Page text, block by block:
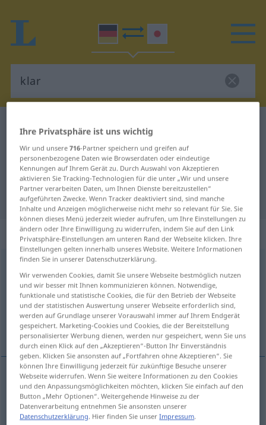
Deutsch-Japanisch Wörterbuch
Deutsch-Japanisch Übersetzung
für "klar"
"klar" Japanisch Übersetzung
„klar“
klar
Übersicht aller Übersetzungen
(Für mehr Details die Übersetzung anklicken/antippen)
澄んだ, 晴れわたった, 明白 な
澄んだ[sunda] klarWasser
晴れわたった[harewatatta] klarHimmel
Ihre Privatsphäre ist uns wichtig
Wir und unsere716-Partner speichern und greifen auf
personenbezogene Daten wie Browserdaten oder eindeutige
Kennungen auf Ihrem Gerät zu. Durch Auswahl von Akzeptieren
aktivieren Sie Tracking-Technologien für die unter „Wir und unsere
Partner verarbeiten Daten, um Ihnen Dienste bereitzustellen“
aufgeführten Zwecke. Wenn Tracker deaktiviert sind, sind manche
Inhalte und Anzeigen möglicherweise nicht mehr so relevant für Sie. Sie
können dieses Menü jederzeit wieder aufrufen, um Ihre Einstellungen zu
ändern oder Ihre Einwilligung zu widerrufen, indem Sie auf den Link
Privatsphäre-Einstellungen am unteren Rand der Webseite klicken. Ihre
Einstellungen gelten innerhalb unseres Website. Weitere Informationen
finden Sie in unserer Datenschutzerklärung.
Wir verwenden Cookies, damit Sie unsere Webseite bestmöglich nutzen
und wir besser mit Ihnen kommunizieren können. Notwendige,
funktionale und statistische Cookies, die für den Betrieb der Webseite
und der statistischen Auswertung unserer Webseite erforderlich sind,
werden auf Grundlage unserer Vorauswahl immer auf Ihrem Endgerät
gespeichert. Marketing-Cookies und Cookies, die der Bereitstellung
personalisierter Werbung dienen, werden nur gespeichert, wenn Sie uns
durch einen Klick auf den „Akzeptieren“-Button Ihr Einverständnis
geben. Klicken Sie ansonsten auf „Fortfahren ohne Akzeptieren“. Sie
können Ihre Einwilligung jederzeit für zukünftige Besuche unserer
Webseite widerrufen. Wenn Sie weitere Informationen zu den Cookies
und den Anpassungsmöglichkeiten möchten, klicken Sie einfach auf den
Button „Mehr Optionen“. Weitergehende Hinweise zu der
Datenverarbeitung entnehmen Sie ansonsten unserer
Datenschutzerklärung. Hier finden Sie unserImpressum.